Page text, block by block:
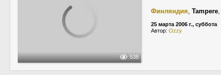
538
Финляндия, Tampere
25 марта 2006 г., суббота
Автор: Ozzy